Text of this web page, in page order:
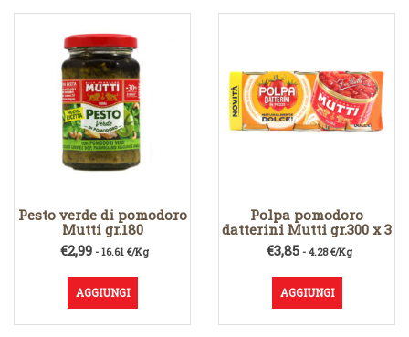
Pesto verde di pomodoro
Mutti gr.180
€2,99 - 16.61 €/Kg
AGGIUNGI
Polpa pomodoro
datterini Mutti gr.300 x 3
€3,85- 4.28 €/Kg
AGGIUNGI